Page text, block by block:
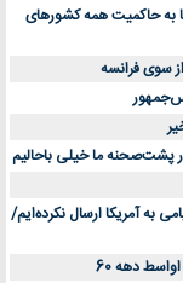
حساس و کلان
۱۲ مدل برتر
به حاکمیت همه کشورهای
سوی فرانسه
به آمریکا ارسال نکرده‌ایم/
دهه 60